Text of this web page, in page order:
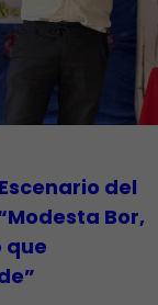
del
Bor,
que